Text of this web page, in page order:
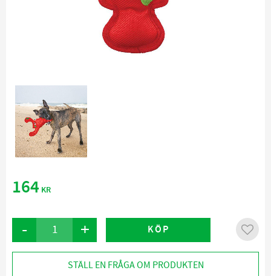
164 KR
+
- KÖP Lägg
STÄLL EN FRÅGA OM PRODUKTEN